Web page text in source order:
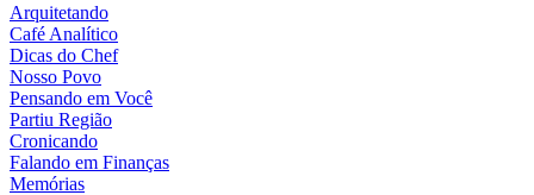
Arquitetando
Café Analítico
Dicas do Chef
Nosso Povo
Pensando em Você
Partiu Região
Cronicando
Falando em Finanças
Memórias